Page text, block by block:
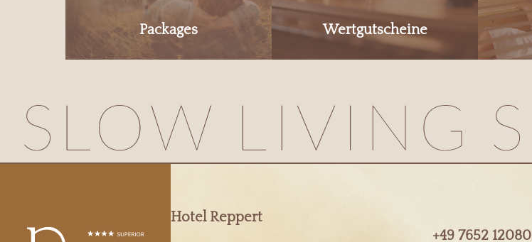
Packages Wertgutscheine
Hotel Reppert
+49 7652 12080